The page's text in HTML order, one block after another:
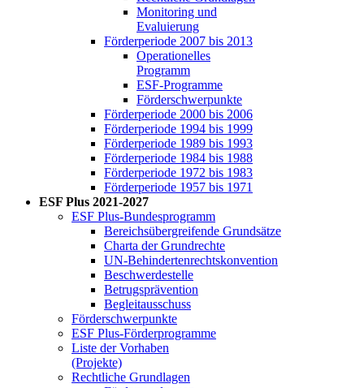
Mo­ni­to­ring und
Eva­lu­ie­rung
För­der­pe­ri­ode 2007 bis 2013
Ope­ra­tio­nel­les
Pro­gramm
ESF-Pro­gram­me
För­der­schwer­punk­te
För­der­pe­ri­ode 2000 bis 2006
För­der­pe­ri­ode 1994 bis 1999
För­der­pe­ri­ode 1989 bis 1993
För­der­pe­ri­ode 1984 bis 1988
För­der­pe­ri­ode 1972 bis 1983
För­der­pe­ri­ode 1957 bis 1971
ESF Plus 2021-2027
ESF Plus-Bun­des­pro­gramm
Be­reichs­über­grei­fen­de Grund­sät­ze
Char­ta der Grund­rech­te
UN-Be­hin­der­ten­rechts­kon­ven­ti­on
Be­schwer­de­stel­le
Be­trugs­prä­ven­ti­on
Be­glei­taus­schuss
För­der­schwer­punk­te
ESF Plus-För­der­pro­gram­me
Lis­te der Vor­ha­ben
(Pro­jek­te)
Recht­li­che Grund­la­gen